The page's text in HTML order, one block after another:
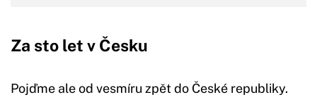
Za sto let v Česku
Pojďme ale od vesmíru zpět do České republiky.